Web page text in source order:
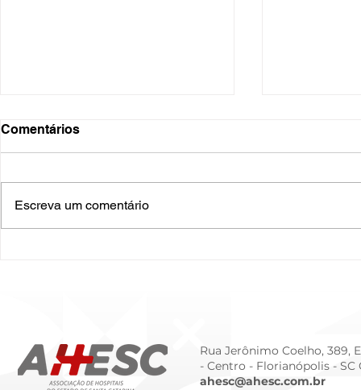
Comentários
Escreva um comentário
Rua Jerônimo Coelho, 389,
- Centro - Florianópolis - SC
ahesc@ahesc.com.br